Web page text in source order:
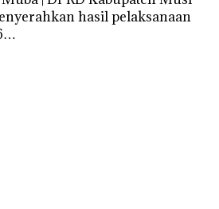
hasil pelaksanaan